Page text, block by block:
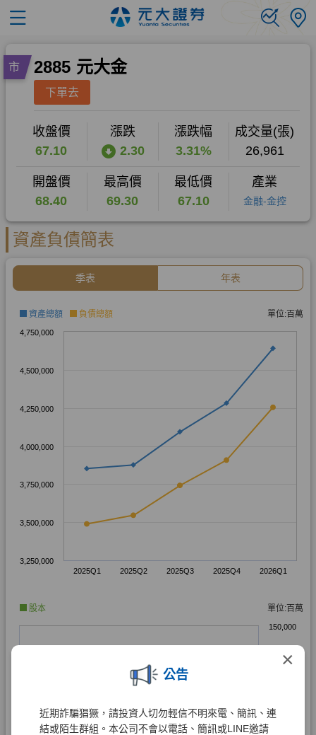
×
公告
近期詐騙猖獗，請投資人切勿輕信不明來電、簡訊、連
結或陌生群組。本公司不會以電話、簡訊或LINE邀請